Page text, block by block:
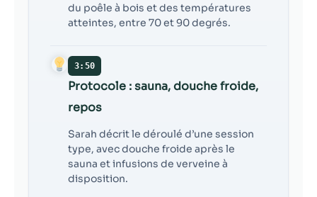
du poêle à bois et des températures
atteintes, entre 70 et 90 degrés.
3:50
Protocole : sauna, douche froide,
repos
Sarah décrit le déroulé d’une session
type, avec douche froide après le
sauna et infusions de verveine à
disposition.